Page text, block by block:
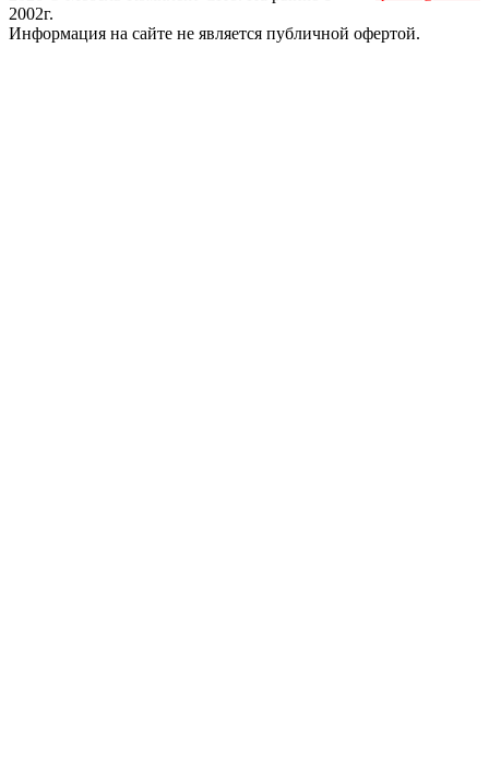
2002г.
Информация на сайте не является публичной офертой.